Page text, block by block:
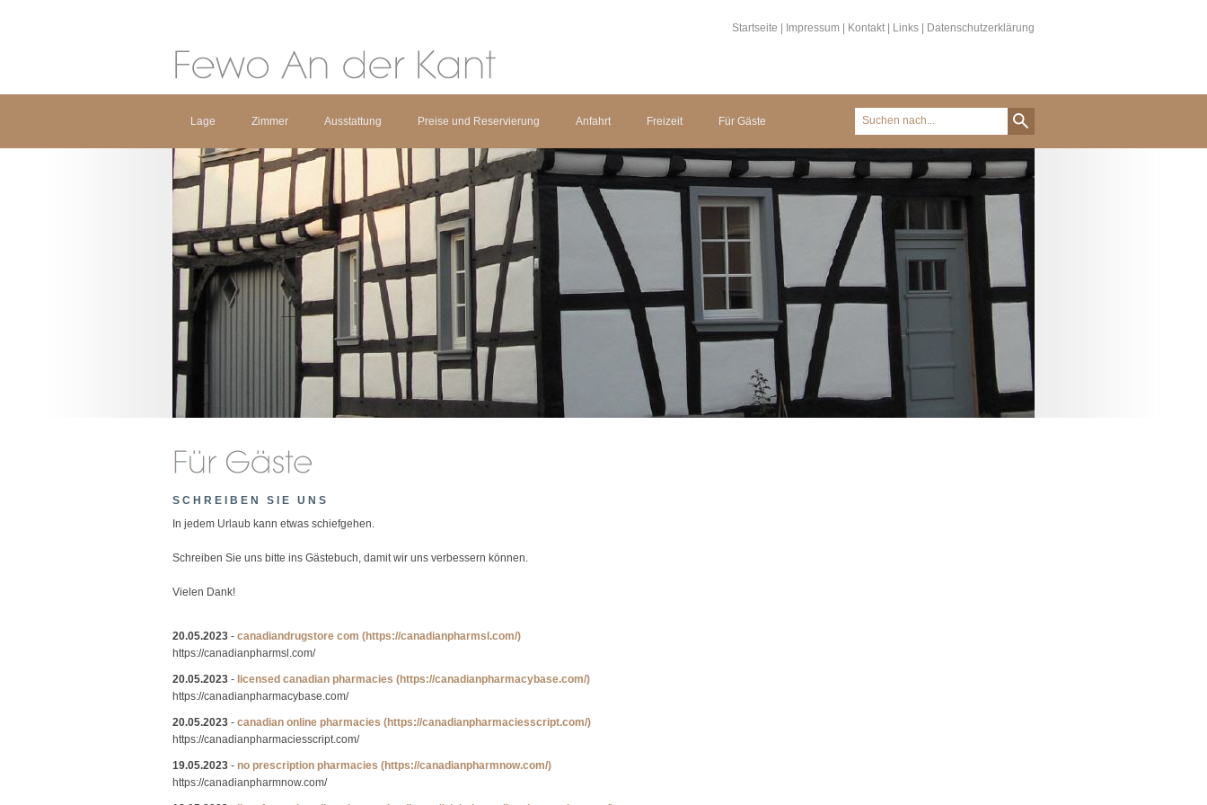
Startseite Impressum Kontakt Links Datenschutzerklärung
Lage Zimmer Ausstattung Preise und Reservierung Anfahrt Freizeit Für Gäste
SCHREIBEN SIE UNS
In jedem Urlaub kann etwas schiefgehen.
Schreiben Sie uns bitte ins Gästebuch, damit wir uns verbessern können.
Vielen Dank!
20.05.2023 - canadiandrugstore com (https://canadianpharmsl.com/)
https://canadianpharmsl.com/
20.05.2023 - licensed canadian pharmacies (https://canadianpharmacybase.com/)
https://canadianpharmacybase.com/
20.05.2023 - canadian online pharmacies (https://canadianpharmaciesscript.com/)
https://canadianpharmaciesscript.com/
19.05.2023 - no prescription pharmacies (https://canadianpharmnow.com/)
https://canadianpharmnow.com/